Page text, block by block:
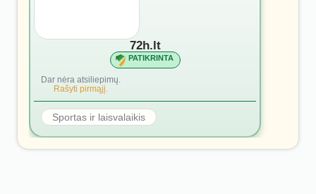
72h.lt
PATIKRINTA
Dar nėra atsiliepimų.
Rašyti pirmąjį.
Sportas ir laisvalaikis